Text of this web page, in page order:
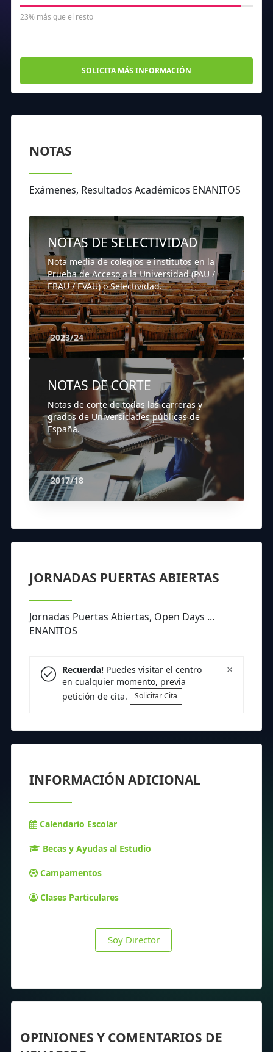
23% más que el resto
SOLICITA MÁS INFORMACIÓN
NOTAS
Exámenes, Resultados Académicos ENANITOS
NOTAS DE SELECTIVIDAD
Nota media de colegios e institutos en la
Prueba de Acceso a la Universidad (PAU /
EBAU / EVAU) o Selectividad.
2023/24
NOTAS DE CORTE
Notas de corte de todas las carreras y
grados de Universidades públicas de
España.
2017/18
JORNADAS PUERTAS ABIERTAS
Jornadas Puertas Abiertas, Open Days ...
ENANITOS
×
Recuerda!Puedes visitar el centro
en cualquier momento, previa
petición de cita.
Solicitar Cita
INFORMACIÓN ADICIONAL
Calendario Escolar
Becas y Ayudas al Estudio
Campamentos
Clases Particulares
Soy Director
OPINIONES Y COMENTARIOS DE